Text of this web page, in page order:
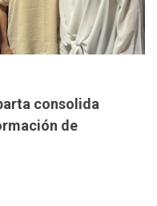
consolida
de